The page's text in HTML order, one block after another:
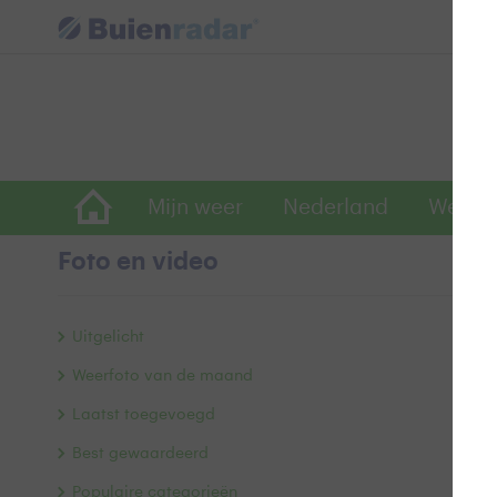
Mijn weer Nederland
Foto en video
Uitgelicht
Weerfoto van de maand
Laatst toegevoegd
Best gewaardeerd
Populaire categorieën